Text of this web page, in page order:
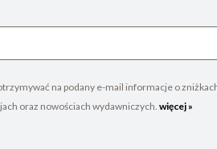
na podany e-mail informacje o
oraz nowościach wydawniczych. więcej »